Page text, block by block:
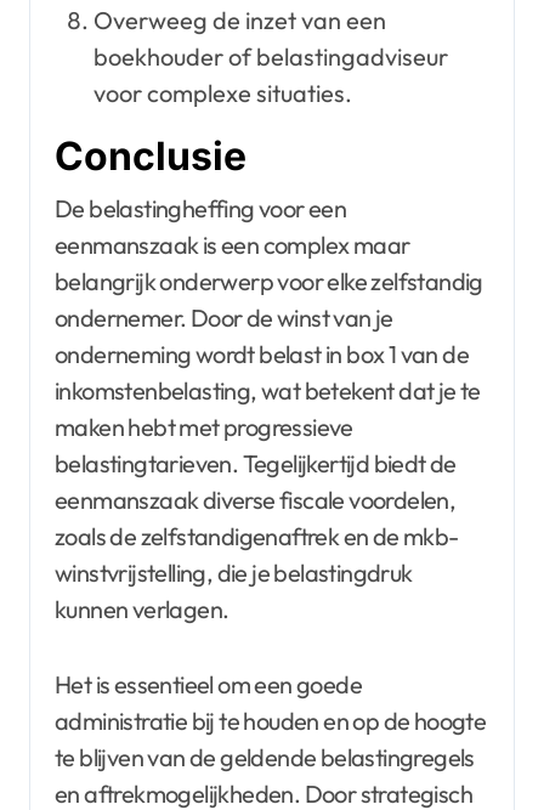
Overweeg de inzet van een
boekhouder of belastingadviseur
voor complexe situaties.
Conclusie
De belastingheffing voor een
eenmanszaak is een complex maar
belangrijk onderwerp voor elke zelfstandig
ondernemer. Door de winst van je
onderneming wordt belast in box 1 van de
inkomstenbelasting, wat betekent dat je te
maken hebt met progressieve
belastingtarieven. Tegelijkertijd biedt de
eenmanszaak diverse fiscale voordelen,
zoals de zelfstandigenaftrek en de mkb-
winstvrijstelling, die je belastingdruk
kunnen verlagen.
Het is essentieel om een goede
administratie bij te houden en op de hoogte
te blijven van de geldende belastingregels
en aftrekmogelijkheden. Door strategisch